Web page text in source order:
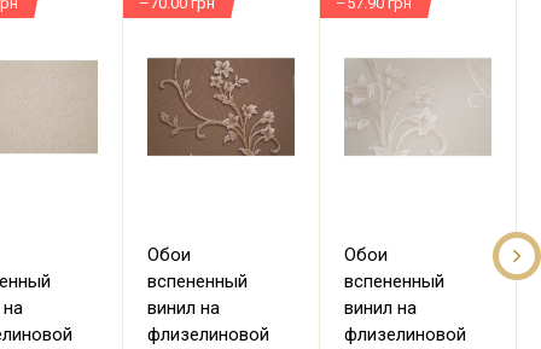
на
Обои
вспененный
винил на
флизелиновой
Обои
вспененный
винил на
флизелиновой